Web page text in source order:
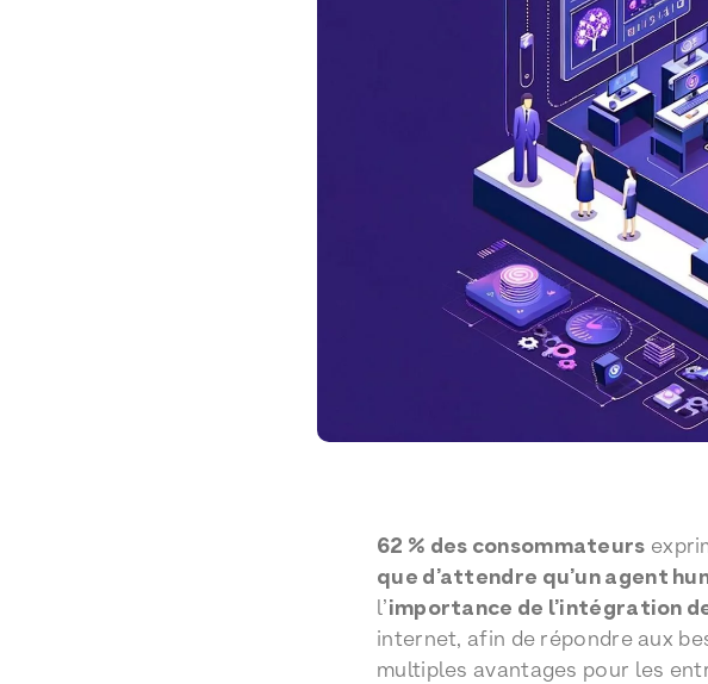
62 % des consommateurs
que d’attendre qu’un agent
l’importance de l’intégration
internet, afin de répondre aux
multiples avantages pour les